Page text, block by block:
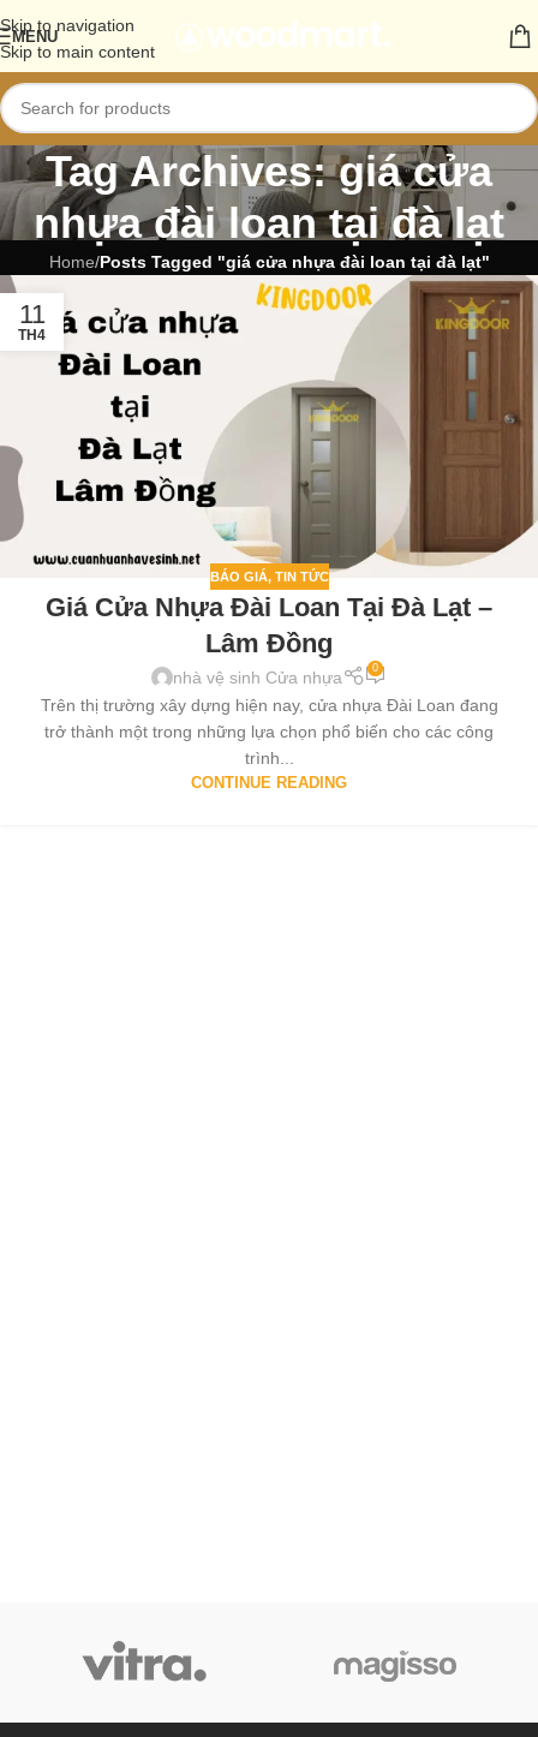
Skip to navigation
Skip to main content
MENU
Tag Archives: giá cửa
nhựa đài loan tại đà lạt
Home/Posts Tagged "giá cửa nhựa đài loan tại đà lạt"
11
TH4
BÁO GIÁ, TIN TỨC
Giá Cửa Nhựa Đài Loan Tại Đà Lạt –
Lâm Đồng
nhà vệ sinh Cửa nhựa 0
Trên thị trường xây dựng hiện nay, cửa nhựa Đài Loan đang
trở thành một trong những lựa chọn phổ biến cho các công
trình...
CONTINUE READING